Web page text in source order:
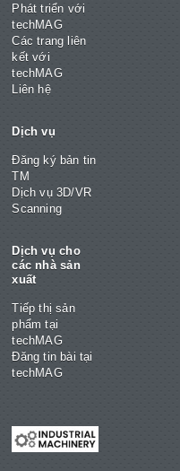
Phát triển với
techMAG
Các trang liên
kết với
techMAG
Liên hệ
Dịch vụ
Đăng ký bản tin
TM
Dịch vụ 3D/VR
Scanning
Dịch vụ cho
các nhà sản
xuất
Tiếp thị sản
phẩm tại
techMAG
Đăng tin bài tại
techMAG